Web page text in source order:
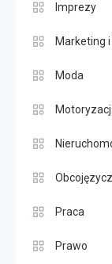
Imprezy
Marketing
Moda
Praca
Prawo